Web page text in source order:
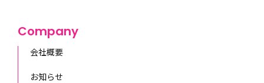
Company
会社概要
お知らせ